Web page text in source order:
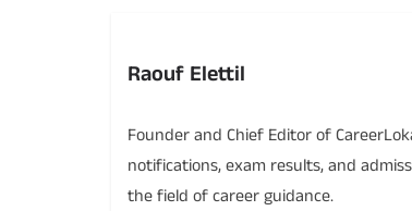
Raouf Elettil
Founder and Chief Editor of
notifications, exam results, and
the field of career guidance.